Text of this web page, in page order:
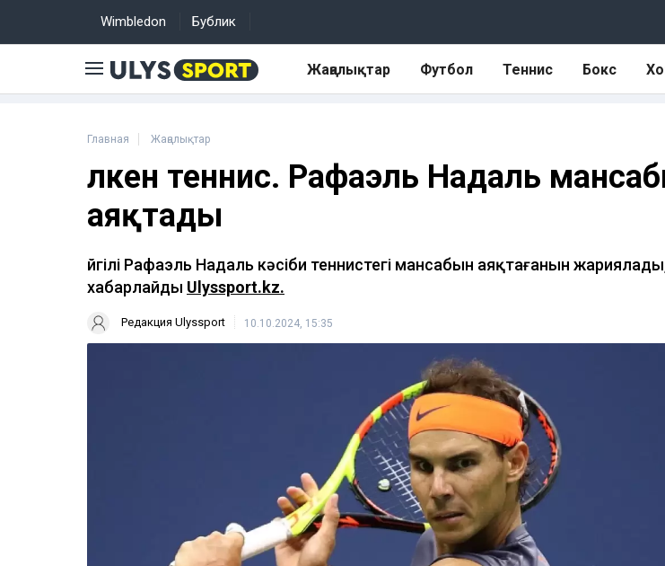
Wimbledon Бублик
Жаңалықтар Футбол Теннис Бокс
Главная Жаңалықтар
Үлкен теннис. Рафаэль Надаль
аяқтады
Әйгілі Рафаэль Надаль кәсіби теннистегі мансабын аяқтағанын
хабарлайды Ulyssport.kz.
Редакция Ulyssport 10.10.2024, 15:35